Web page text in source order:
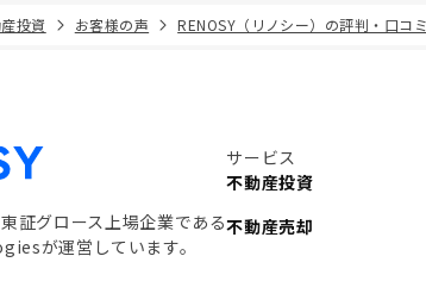
投資 お客様の声 RENOSY（リノシー）の評判・口コミ
証グロース上場企業である
が運営しています。
サービス
不動産投資
不動産売却